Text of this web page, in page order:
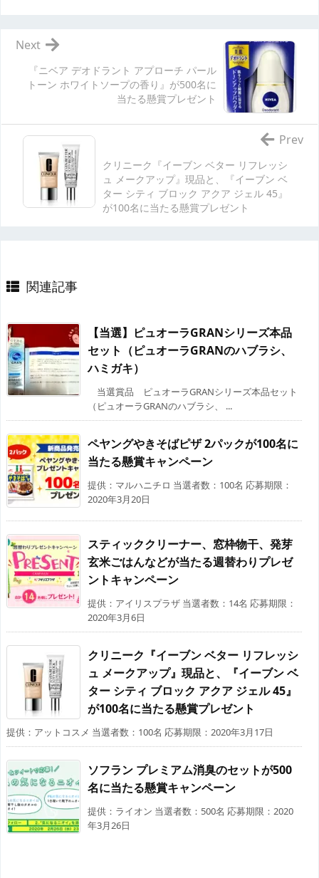
『ニベア デオドラント アプローチ パール
トーン ホワイトソープの香り』が500名に
当たる懸賞プレゼント
Next
クリニーク『イーブン ベター リフレッシ
ュ メークアップ』現品と、『イーブン ベ
ター シティ ブロック アクア ジェル 45』
が100名に当たる懸賞プレゼント
Prev
関連記事
【当選】ピュオーラGRANシリーズ本品
セット（ピュオーラGRANのハブラシ、
ハミガキ）
当選賞品 ピュオーラGRANシリーズ本品セット
（ピュオーラGRANのハブラシ、 ...
ペヤングやきそばピザ 2パックが100名に
当たる懸賞キャンペーン
提供：マルハニチロ 当選者数：100名 応募期限：
2020年3月20日
スティッククリーナー、窓枠物干、発芽
玄米ごはんなどが当たる週替わりプレゼ
ントキャンペーン
提供：アイリスプラザ 当選者数：14名 応募期限：
2020年3月6日
クリニーク『イーブン ベター リフレッシ
ュ メークアップ』現品と、『イーブン ベ
ター シティ ブロック アクア ジェル 45』
が100名に当たる懸賞プレゼント
提供：アットコスメ 当選者数：100名 応募期限：2020年3月17日
ソフラン プレミアム消臭のセットが500
名に当たる懸賞キャンペーン
提供：ライオン 当選者数：500名 応募期限：2020
年3月26日